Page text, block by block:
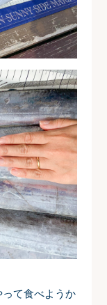
て食べようか